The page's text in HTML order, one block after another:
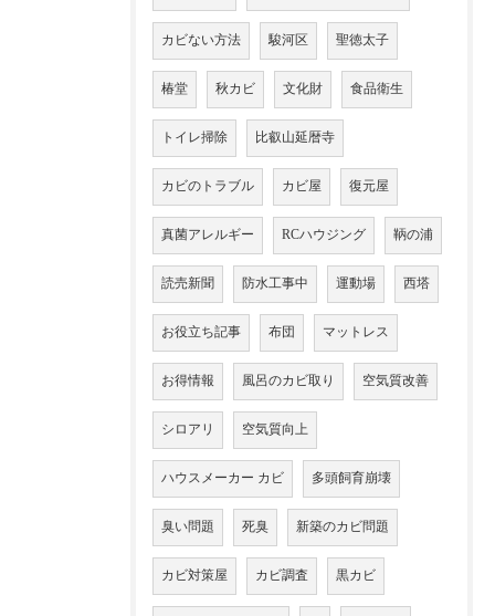
カビない方法 駿河区 聖徳太子
椿堂 秋カビ 文化財 食品衛生
トイレ掃除 比叡山延暦寺
カビのトラブル カビ屋 復元屋
真菌アレルギー RCハウジング 鞆の浦
読売新聞 防水工事中 運動場 西塔
お役立ち記事 布団 マットレス
お得情報 風呂のカビ取り 空気質改善
シロアリ 空気質向上
ハウスメーカー カビ 多頭飼育崩壊
臭い問題 死臭 新築のカビ問題
カビ対策屋 カビ調査 黒カビ